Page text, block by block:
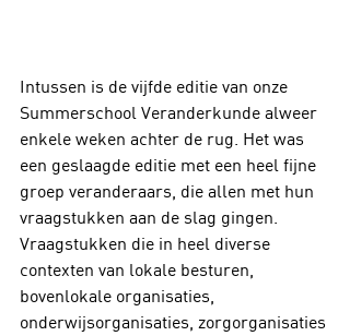
Intussen is de vijfde editie van onze
Summerschool Veranderkunde alweer
enkele weken achter de rug. Het was
een geslaagde editie met een heel fijne
groep veranderaars, die allen met hun
vraagstukken aan de slag gingen.
Vraagstukken die in heel diverse
contexten van lokale besturen,
bovenlokale organisaties,
onderwijsorganisaties, zorgorganisaties